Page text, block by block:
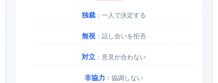
独裁 ：一人で決定する
無視 ：話し合いを拒否
対立 ：意見が合わない
非協力 ：協調しない